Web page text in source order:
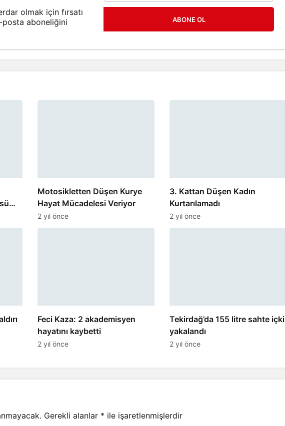
olmak için fırsatı
posta aboneliğini
ABONE OL
Motosikletten Düşen Kurye
Hayat Mücadelesi Veriyor
2 yıl önce
3. Kattan Düşen Kadın
Kurtarılamadı
2 yıl önce
Feci Kaza: 2 akademisyen
hayatını kaybetti
2 yıl önce
Tekirdağ’da 155 litre sahte içki
yakalandı
2 yıl önce
Gerekli alanlar * ile işaretlenmişlerdir